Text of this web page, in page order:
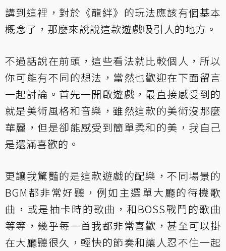
講到這裡，對於《龍絆》的玩法應該有個基本
概念了，那麼來說說這款遊戲吸引人的地方。
不過話說在前頭，這些看法就比較個人，所以
你可能有不同的想法，當然也歡迎在下面留言
一起討論。首先一開啟遊戲，最直接感受到的
就是美術風格和音樂，雖然這款的美術沒那麼
華麗，但是卻能感受到簡單柔和的美，我自己
是還滿喜歡的。
更讓我驚豔的是這款遊戲的配樂，不同場景的
BGM都非常好聽，例如主選單大廳的待機歌
曲，或是抽卡時的歌曲，和BOSS戰鬥的歌曲
等等，幾乎每一首我都非常喜歡，甚至可以掛
在大廳聽很久，輕快的節奏和讓人忍不住一起